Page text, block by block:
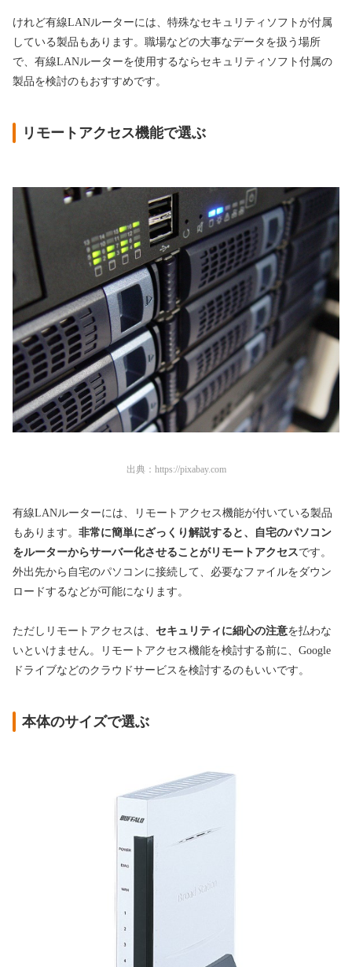
けれど有線LANルーターには、特殊なセキュリティソフトが付属
している製品もあります。職場などの大事なデータを扱う場所
で、有線LANルーターを使用するならセキュリティソフト付属の
製品を検討のもおすすめです。
リモートアクセス機能で選ぶ
出典： https://pixabay.com
有線LANルーターには、リモートアクセス機能が付いている製品
もあります。 非常に簡単にざっくり解説すると、自宅のパソコン
をルーターからサーバー化させることがリモートアクセスです。
外出先から自宅のパソコンに接続して、必要なファイルをダウン
ロードするなどが可能になります。
ただしリモートアクセスは、 セキュリティに細心の注意を払わな
いといけません。リモートアクセス機能を検討する前に、Google
ドライブなどのクラウドサービスを検討するのもいいです。
本体のサイズで選ぶ